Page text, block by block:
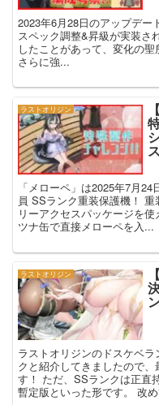
2023年6月28日のアップデ
スペック調整&昇級が実装さ
したことがあって、変化の聖
さらに強...
ラストオリジン
「メローペ」は2025年7月
員 SSランク重装保護機！
リーアクセスパッケージを
ツナ缶で直接メローペを入...
ラストオリジン
ラストオリジンのドスケベ
クと紹介してきましたので
す！ ただ、SSランクは正直
暫定版といった形です。 改